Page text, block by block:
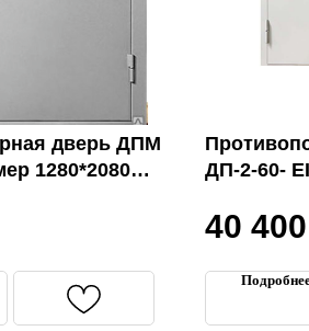
дверь ДПМ
1280*2080мм
ДП-2-60-
40 400